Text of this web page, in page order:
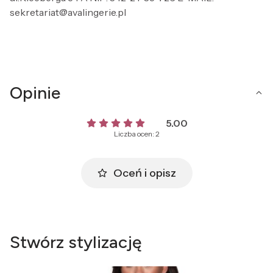
sekretariat@avalingerie.pl
Opinie
5.00
Liczba ocen: 2
Oceń i opisz
Stwórz stylizację